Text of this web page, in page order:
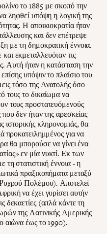
το 1885 με σκοπό την
ληφθεί υπόψη η λογική της
Η αποικιοκρατία ήταν
και δεν επέτρεψε
με τη δημοκρατική έννοια.
εκμεταλλευόταν τις
Αυτή ήταν η κατάσταση την
υπόψιν το πλαίσιο του
τόσο της Ανατολής όσο
τους το δικαίωμα να
τους προστατευόμενούς
δεν ήταν της αρεσκείας
ιστορικής κληρονομιάς, θα
προκατειλημμένος για να
θα μπορούσε να γίνει ένα
εν μία νυκτί. Εκ των
στατιστική έννοια - η
πραξικοπήματα μεταξύ
Πολέμου). Αποτελεί
να έχει γυρίσει αυτήν
δεκαετίες (απλά κάντε τη
της Λατινικής Αμερικής
αιώνα έως το 1990).